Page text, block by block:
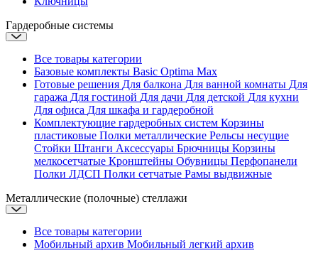
Гардеробные системы
Все товары категории
Базовые комплекты Basic Optima Max
Готовые решения Для балкона Для ванной комнаты Для
гаража Для гостиной Для дачи Для детской Для кухни
Для офиса Для шкафа и гардеробной
Комплектующие гардеробных систем Корзины
пластиковые Полки металлические Рельсы несущие
Стойки Штанги Аксессуары Брючницы Корзины
мелкосетчатые Кронштейны Обувницы Перфопанели
Полки ЛДСП Полки сетчатые Рамы выдвижные
Металлические (полочные) стеллажи
Все товары категории
Мобильный архив Мобильный легкий архив